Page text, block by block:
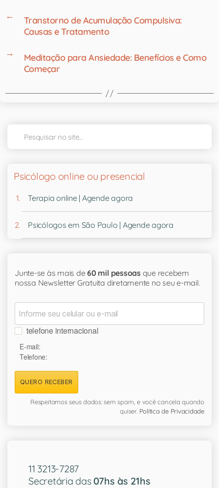
←
Transtorno de Acumulação Compulsiva:
Causas e Tratamento
→
Meditação para Ansiedade: Benefícios e Como
Começar
Psicólogo online ou presencial
Terapia online | Agende agora
Psicólogos em São Paulo | Agende agora
Junte-se às mais de60 mil pessoas que recebem
nossa Newsletter Gratuita diretamente no seu e-mail.
telefone internacional
E-mail:
Telefone:
QUERO RECEBER
Respeitamos seus dados: sem spam, e você cancela quando
quiser. Política de Privacidade
11 3213-7287
Secretária das 07hs às 21hs